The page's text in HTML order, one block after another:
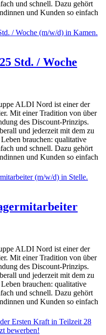
und schnell. Dazu gehört
und Kunden so einfach
Std. / Woche
ALDI Nord ist einer der
Mit einer Tradition von über
des Discount-Prinzips.
und jederzeit mit dem zu
brauchen: qualitative
und schnell. Dazu gehört
und Kunden so einfach
ALDI Nord ist einer der
Mit einer Tradition von über
des Discount-Prinzips.
und jederzeit mit dem zu
brauchen: qualitative
und schnell. Dazu gehört
und Kunden so einfach